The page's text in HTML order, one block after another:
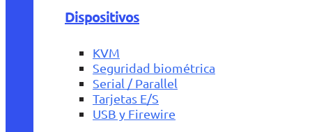
Dispositivos
KVM
Seguridad biométrica
Serial / Parallel
Tarjetas E/S
USB y Firewire